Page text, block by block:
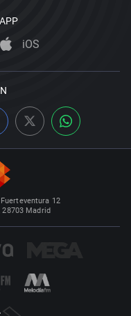
iOS
12
28703 Madrid